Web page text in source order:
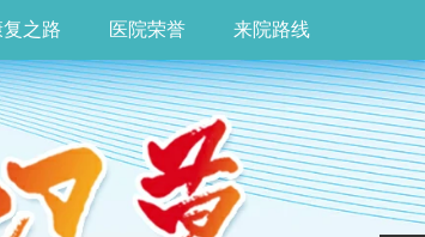
复之路 医院荣誉 来院路线